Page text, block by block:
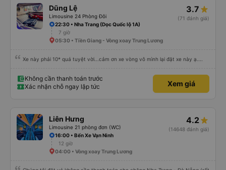
Dũng Lệ
Limousine 24 Phòng Đôi
3.7
(71 đánh giá)
22:30 • Nha Trang (Dọc Quốc lộ 1A)
7 giờ
05:30 • Tiền Giang - Vòng xoay Trung Lương
Xe này phải 10* quá tuyệt vời...cảm ơn xe vòng vô mình lại đặt xe này ạ....
Không cần thanh toán trước
Xác nhận chỗ ngay lập tức
Xem giá
Liên Hưng
Limousine 21 phòng đơn (WC)
4.2
(14648 đánh giá)
16:00 • Bến Xe Vạn Ninh
12 giờ
04:00 • Vòng xoay Trung Lương